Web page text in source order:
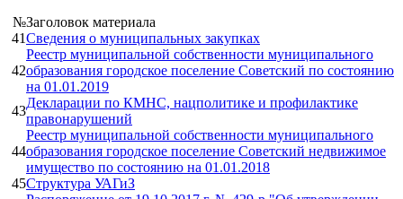
№Заголовок материала
41Сведения о муниципальных закупках
42
Реестр муниципальной собственности муниципального
образования городское поселение Советский по состоянию
на 01.01.2019
43
Декларации по КМНС, нацполитике и профилактике
правонарушений
44
Реестр муниципальной собственности муниципального
образования городское поселение Советский недвижимое
имущество по состоянию на 01.01.2018
45Структура УАГиЗ